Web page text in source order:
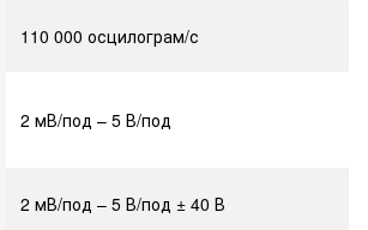
110 000 осцилограм/с
2 мВ/под – 5 В/под
2 мВ/под – 5 В/под ± 40 В